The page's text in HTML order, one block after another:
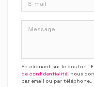
En cliquant sur le bouton
de confidentialité, nous
par email ou par téléphone..